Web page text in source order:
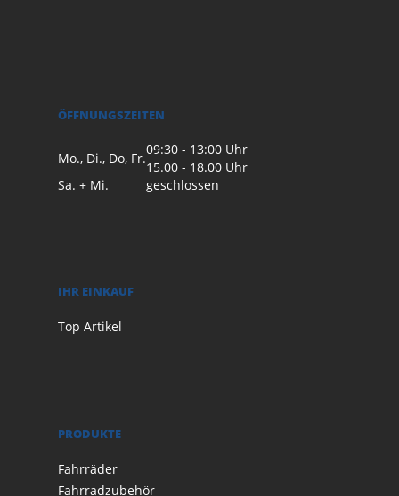
ÖFFNUNGSZEITEN
Mo., Di., Do, Fr.
09:30 - 13:00 Uhr
15.00 - 18.00 Uhr
Sa. + Mi.
geschlossen
IHR EINKAUF
Top Artikel
PRODUKTE
Fahrräder
Fahrradzubehör